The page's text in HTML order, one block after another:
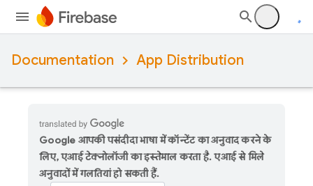
Documentation App Distribution
Google आपकी पसंदीदा भाषा में कॉन्टेंट का अनुवाद करने के
लिए, एआई टेक्नोलॉजी का इस्तेमाल करता है. एआई से मिले
अनुवादों में गलतियां हो सकती हैं.